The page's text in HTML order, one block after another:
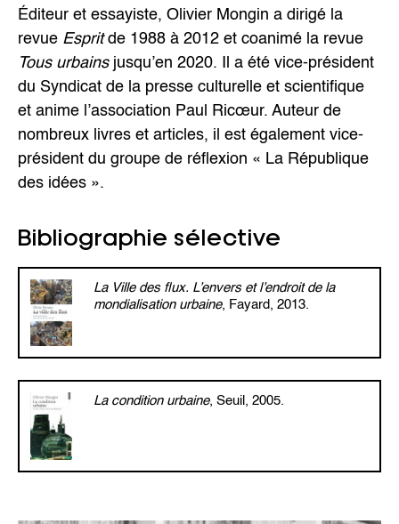
Éditeur et essayiste, Olivier Mongin a dirigé la
revue Espritde 1988 à 2012 et coanimé la revue
Tous urbainsjusqu’en 2020. Il a été vice-président
du Syndicat de la presse culturelle et scientifique
et anime l’association Paul Ricœur. Auteur de
nombreux livres et articles, il est également vice-
président du groupe de réflexion « La République
des idées ».
Bibliographie sélective
La Ville des flux. L’envers et l’endroit de la
mondialisation urbaine, Fayard, 2013.
La condition urbaine, Seuil, 2005.